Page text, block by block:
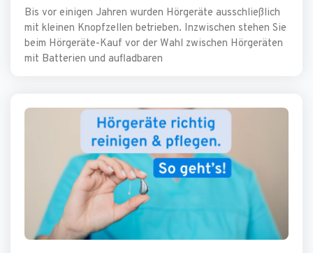
Bis vor einigen Jahren wurden Hörgeräte ausschließlich
mit kleinen Knopfzellen betrieben. Inzwischen stehen Sie
beim Hörgeräte-Kauf vor der Wahl zwischen Hörgeräten
mit Batterien und aufladbaren